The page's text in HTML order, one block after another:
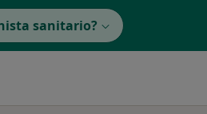
sanitario?